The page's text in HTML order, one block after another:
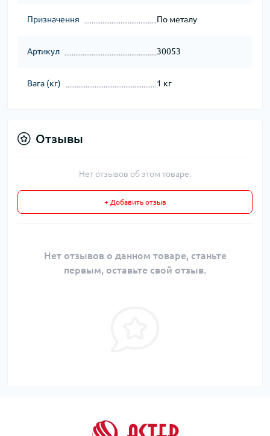
Призначення По металу
Артикул 30053
Вага (кг) 1 кг
Отзывы
Нет отзывов об этом товаре.
+ Добавить отзыв
Нет отзывов о данном товаре, станьте
первым, оставьте свой отзыв.